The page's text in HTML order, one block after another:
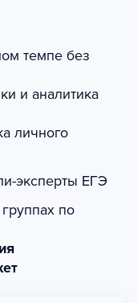
темпе без
и аналитика
личного
эксперты ЕГЭ
по